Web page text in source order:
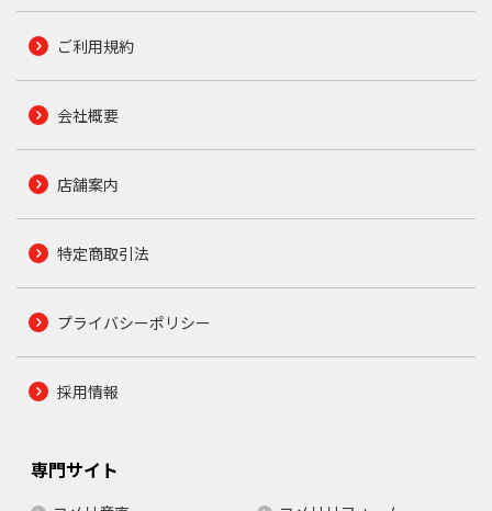
ご利用規約
会社概要
店舗案内
特定商取引法
プライバシーポリシー
採用情報
専門サイト